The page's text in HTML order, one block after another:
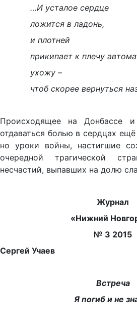
…И усталое сердце
ложится в ладонь,
и плотней
прикипает к плечу
ухожу –
чтоб скорее вернуться
Происходящее на Донбассе
отдаваться болью в сердцах
но уроки войны, настигшие
очередной трагической
несчастий, выпавших на долю
Журнал
«Нижний
№ 3 2015
Сергей Учаев
Встреча
Я погиб и не